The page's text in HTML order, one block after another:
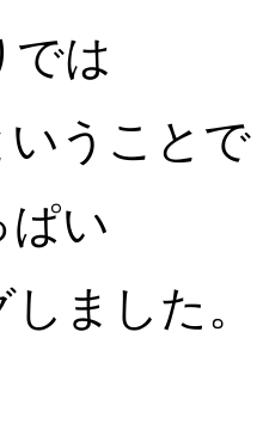
は
うことで
い
ました。